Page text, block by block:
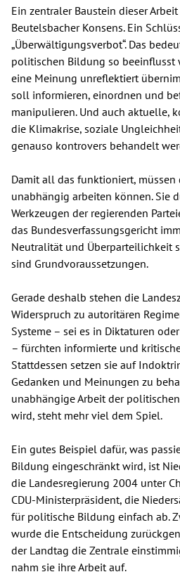
Ein zentraler Baustein dieser
Beutelsbacher Konsens. Ein
„Überwältigungsverbot“. Das
politischen Bildung so beeinflusst
eine Meinung unreflektiert
soll informieren, einordnen und
manipulieren. Und auch aktuelle,
die Klimakrise, soziale
genauso kontrovers behandelt
Damit all das funktioniert, müssen
unabhängig arbeiten können. Sie
Werkzeugen der regierenden
das Bundesverfassungsgericht
Neutralität und Überparteilichkeit
sind Grundvoraussetzungen.
Gerade deshalb stehen die
Widerspruch zu autoritären
Systeme – sei es in Diktaturen
– fürchten informierte und
Stattdessen setzen sie auf
Gedanken und Meinungen zu
unabhängige Arbeit der
wird, steht mehr viel dem Spiel.
Ein gutes Beispiel dafür, was
Bildung eingeschränkt wird, ist
die Landesregierung 2004 unter
CDU-Ministerpräsident, die
für politische Bildung einfach ab.
wurde die Entscheidung
der Landtag die Zentrale
nahm sie ihre Arbeit auf.